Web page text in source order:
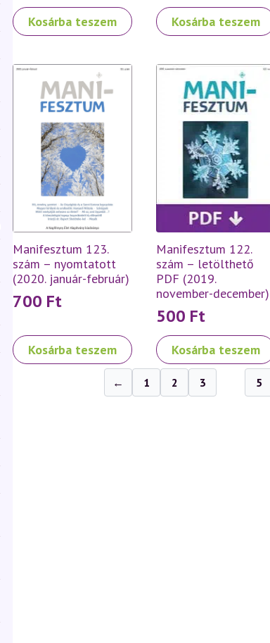
Kosárba teszem Kosárba teszem
Manifesztum 123.
szám – nyomtatott
(2020. január-február)
700 Ft
Kosárba teszem
Manifesztum 122.
szám – letölthető
PDF (2019.
november-december)
500 Ft
Kosárba teszem
← 1 2 3 5